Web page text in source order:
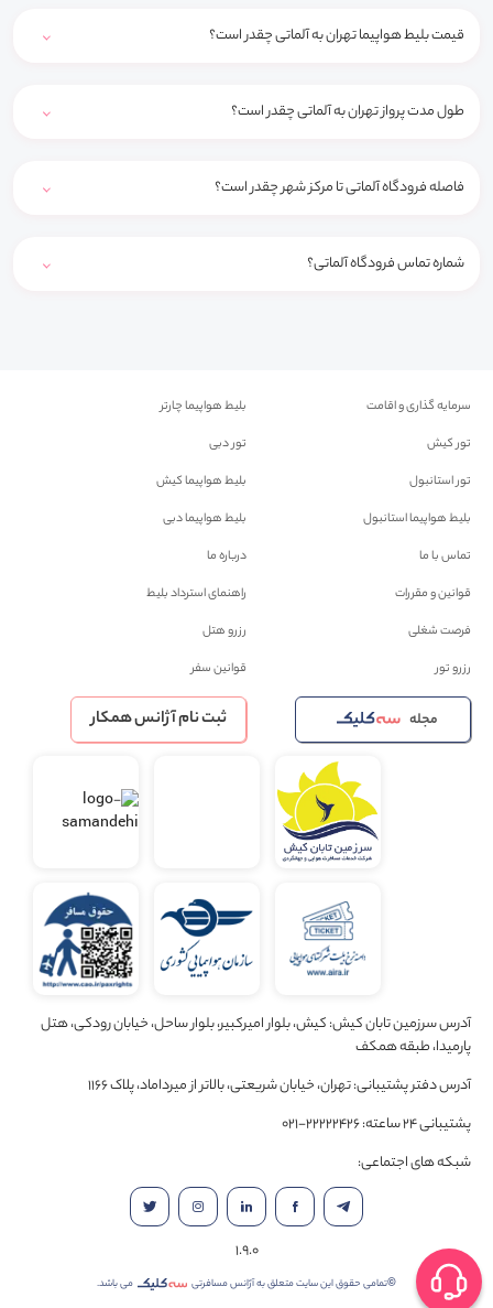
قیمت بلیط هواپیما تهران به آلماتی چقدر است؟
طول مدت پرواز تهران به آلماتی چقدر است؟
فاصله فرودگاه آلماتی تا مرکز شهر چقدر است؟
شماره تماس فرودگاه آلماتی؟
سرمایه گذاری و اقامت
بلیط هواپیما چارتر
تور کیش
تور دبی
تور استانبول
بلیط هواپیما کیش
بلیط هواپیما استانبول
بلیط هواپیما دبی
تماس با ما
درباره ما
قوانین و مقررات
راهنمای استرداد بلیط
فرصت شغلی
رزرو هتل
رزرو تور
قوانین سفر
مجله ثبت نام آژانس همکار
آدرس سرزمین تابان کیش: کیش، بلوار امیرکبیر، بلوار ساحل، خیابان رودکی، هتل
پارمیدا، طبقه همکف
آدرس دفتر پشتیبانی: تهران، خیابان شریعتی، بالاتر از میرداماد، پلاک 1166
پشتیبانی 24 ساعته: 22222426-021
شبکه های اجتماعی:
1.9.0
©تمامی حقوق این سایت متعلق به آژانس مسافرتی می باشد.